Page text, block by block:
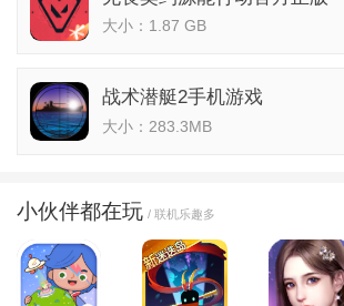
大小：1.87 GB
战术潜艇2手机游戏
大小：283.3MB
小伙伴都在玩 / 联机乐趣多